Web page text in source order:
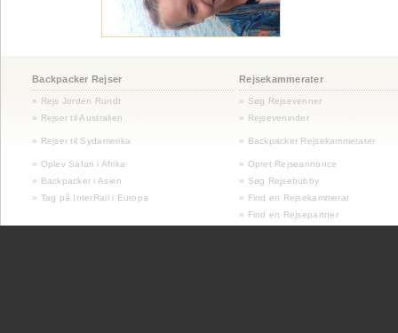
Backpacker Rejser Rejsekammerater
» Rejs Jorden Rundt
» Søg Rejsevenner
» Rejser til Australien
» Rejseveninder
» Rejser til Sydamerika » Backpacker Rejsekammerater
» Oplev Safari i Afrika
» Opret Rejseannonce
» Backpacker i Asien
» Søg Rejsebubby
» Tag på InterRail i Europa
» Find en Rejsekammerat
» Find en Rejsepartner